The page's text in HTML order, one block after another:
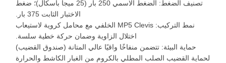
تصنيف الضغط: الضغط الاسمي 250 بار (25 ميجا باسكال)؛ ضغط
الاختبار الثابت 375 بار.
نمط التركيب: MP5 Clevis الخلفي مع محامل كروية لاستيعاب
اختلال الزاوية وضمان حركة خطية سلسة.
حماية البيئة: تتضمن منفاخًا واقيًا عالي المتانة (صندوق القضيب)
لحماية القضيب الصلب المطلي بالكروم من الغبار الكاشط والحرارة